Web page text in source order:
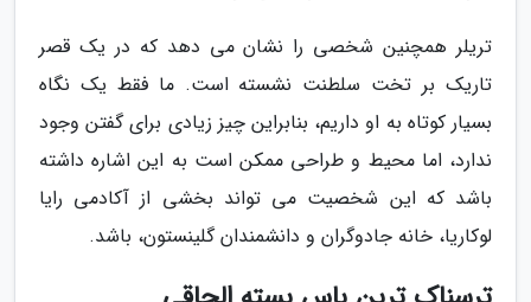
تریلر همچنین شخصی را نشان می دهد که در یک قصر
تاریک بر تخت سلطنت نشسته است. ما فقط یک نگاه
بسیار کوتاه به او داریم، بنابراین چیز زیادی برای گفتن وجود
ندارد، اما محیط و طراحی ممکن است به این اشاره داشته
باشد که این شخصیت می تواند بخشی از آکادمی رایا
لوکاریا، خانه جادوگران و دانشمندان گلینستون، باشد.